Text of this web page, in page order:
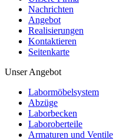
Nachrichten
Angebot
Realisierungen
Kontaktieren
Seitenkarte
Unser Angebot
Labormöbelsystem
Abzüge
Laborbecken
Laboroberteile
Armaturen und Ventile